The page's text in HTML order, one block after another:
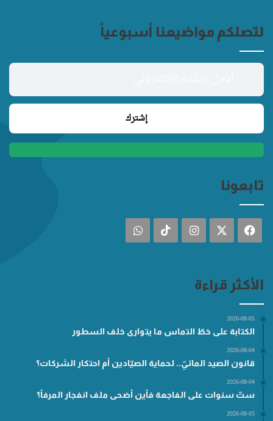
لتصلكم مواضيعنا أسبوعياً
تابعونا
فيسبوك انستقرام ‫TikTokواتساب
الأكثر قراءة
2026-08-05
الكتابة على خطّ التماس ما يتوارى خلف السطور
2026-08-04
قانون الصيد المائيّ.. لحماية الصيّادين أم احتكار الشركات؟
2026-08-04
ستّ سنوات على الفاجعة فأين أضحى ملف انفجار المرفأ؟
2026-08-03